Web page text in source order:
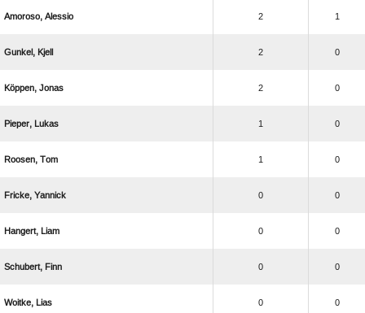
  2 1
  2 0
  2 0
  1 0
  1 0
  0 0
  0 0
  0 0
  0 0